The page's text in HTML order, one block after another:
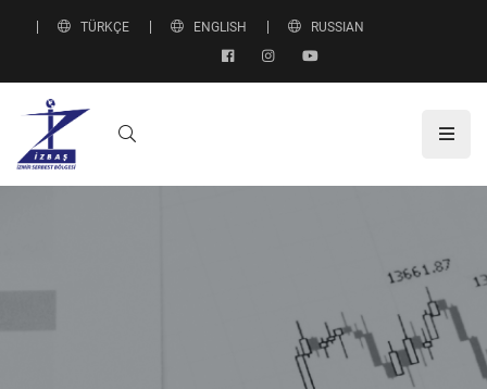
TÜRKÇE ENGLISH RUSSIAN